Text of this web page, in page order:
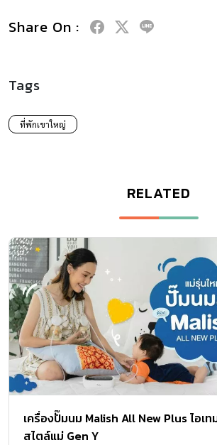
Share On :
Tags
ที่พักเขาใหญ่
RELATED
เครื่องปั๊มนม Malish All New Plus ไอเ
สไตล์แม่ Gen Y